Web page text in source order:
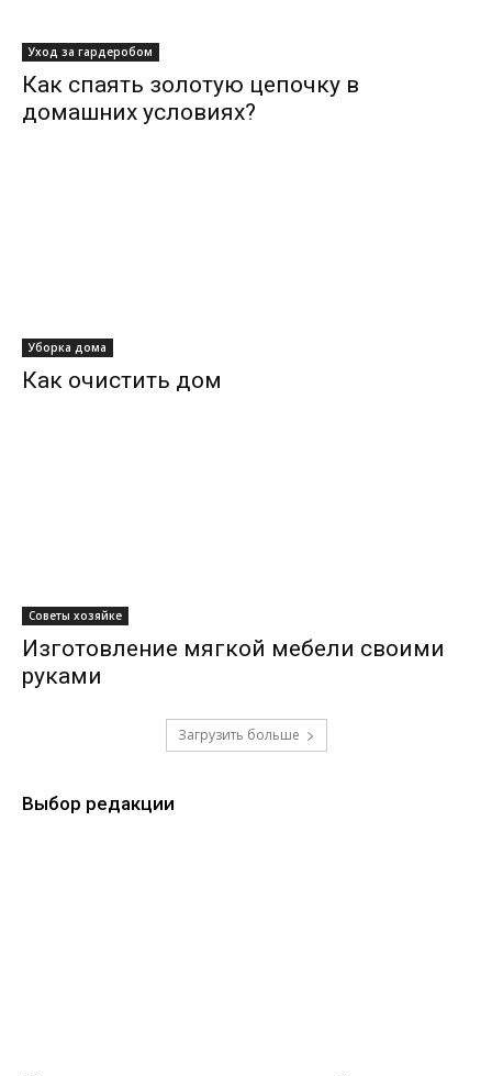
Уход за гардеробом
Как спаять золотую цепочку в
домашних условиях?
Уборка дома
Как очистить дом
Советы хозяйке
Изготовление мягкой мебели своими
руками
Загрузить больше
Выбор редакции